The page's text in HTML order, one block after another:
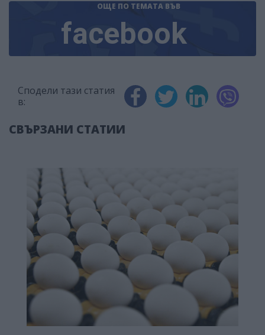
ОЩЕ ПО ТЕМАТА ВЪВ
facebook
Сподели тази статия
в:
СВЪРЗАНИ СТАТИИ